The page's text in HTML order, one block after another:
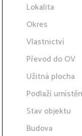
Lokalita
Okres
Vlastnictví
Převod do OV
Užitná plocha
Podlaží
Stav objektu
Budova